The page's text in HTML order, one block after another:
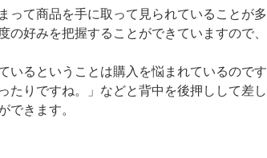
って商品を手に取って見られていることが
の好みを把握することができていますので
いるということは購入を悩まれているので
たりですね。」などと背中を後押しして差
できます。